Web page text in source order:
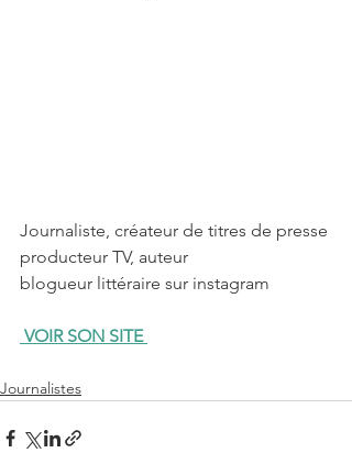
Journaliste, créateur de titres de presse
producteur TV, auteur
blogueur littéraire sur instagram
VOIR SON SITE
Journalistes